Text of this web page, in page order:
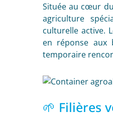
Située au cœur
agriculture
culturelle active.
en réponse aux
temporaire
🌱 Filières